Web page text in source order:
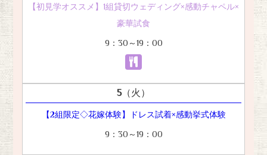
【初見学オススメ】1組貸切ウェディング×感動チャペル×
豪華試食
9：30～19：00
5（火）
【2組限定◇花嫁体験】ドレス試着×感動挙式体験
9：30～19：00